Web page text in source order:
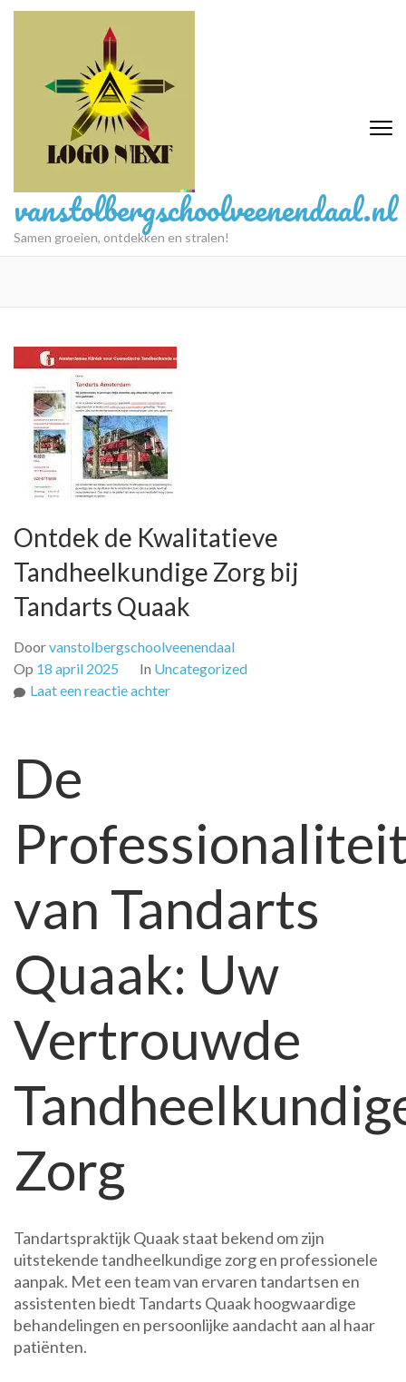
Ga
vanstolbergschoolveenendaal.nl
Samen groeien, ontdekken en stralen!
Ontdek de Kwalitatieve
Tandheelkundige Zorg bij
Tandarts Quaak
Doorvanstolbergschoolveenendaal
Op 18 april 2025 In Uncategorized
Laat een reactie achterop
Tandarts
Quaak
De
van Tandarts
Quaak: Uw
Vertrouwde
Zorg
Tandartspraktijk Quaak staat bekend om zijn
uitstekende tandheelkundige zorg en professionele
aanpak. Met een team van ervaren tandartsen en
assistenten biedt Tandarts Quaak hoogwaardige
behandelingen en persoonlijke aandacht aan al haar
patiënten.